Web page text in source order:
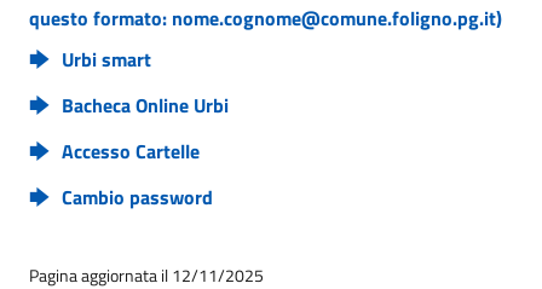
questo formato: nome.cognome@comune.foligno.pg.it)
Urbi smart
Bacheca Online Urbi
Accesso Cartelle
Cambio password
Pagina aggiornata il 12/11/2025